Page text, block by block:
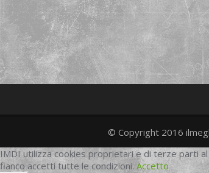
© Copyright 2016
IMDI utilizza cookies proprietari e di terze parti
fianco accetti tutte le condizioni. Accetto